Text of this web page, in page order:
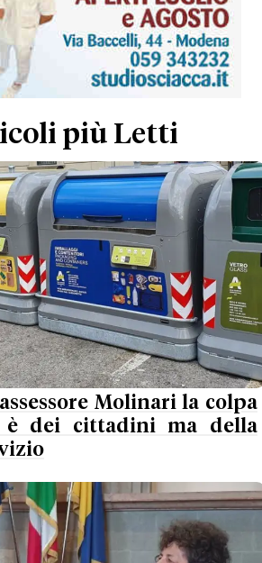
più Letti
Molinari la colpa
dei cittadini ma della